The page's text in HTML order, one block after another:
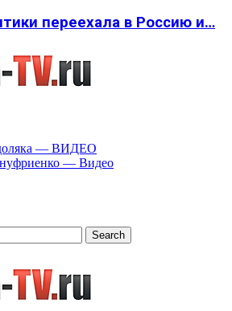
переехала в Россию и…
— ВИДЕО
— Видео
Search